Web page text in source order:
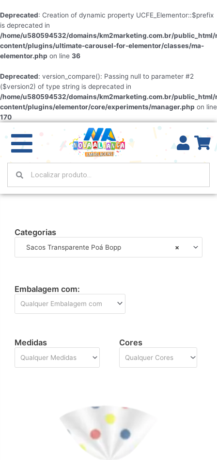
Deprecated: Creation of dynamic property UCFE_Elementor::$prefix
is deprecated in
/home/u580594532/domains/km2marketing.com.br/
content/plugins/ultimate-carousel-for-elementor/classes/ma-
elementor.php on line 36
Deprecated: version_compare(): Passing null to parameter #2
($version2) of type string is deprecated in
/home/u580594532/domains/km2marketing.com.br/
content/plugins/elementor/core/experiments/manager.php on line
170
Categorias
×
Sacos Transparente Poá Bopp
Embalagem com:
Qualquer Embalagem com
Medidas
Qualquer Medidas
Cores
Qualquer Cores